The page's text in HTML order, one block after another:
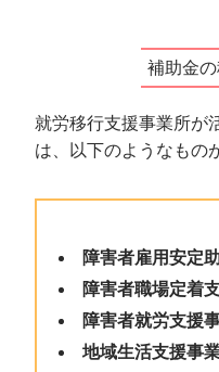
補助金
就労移行支援事業所が
は、以下のようなもの
障害者雇用安定
障害者職場定着
障害者就労支援
地域生活支援事